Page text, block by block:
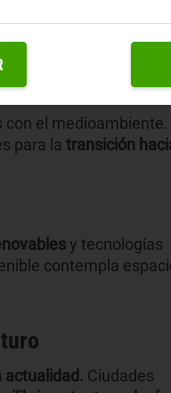
el medioambiente.
para la transición
y tecnologías
contempla
actualidad. Ciudades